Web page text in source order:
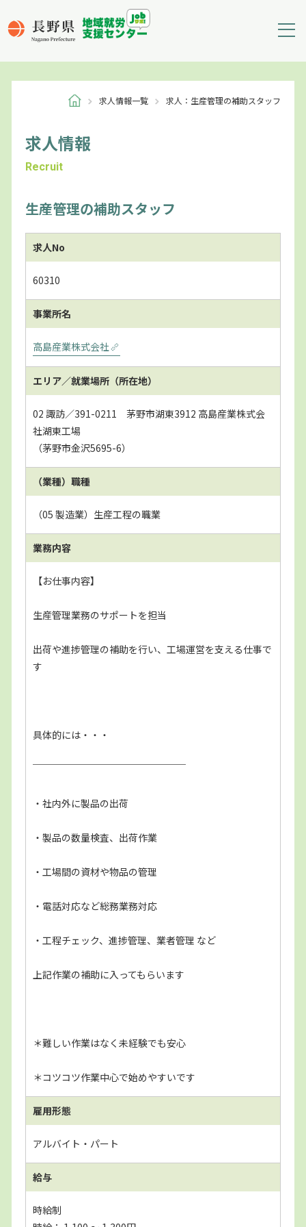
求人情報一覧 求人：生産管理の補助スタッフ
求人情報
Recruit
生産管理の補助スタッフ
求人No
60310
事業所名
高島産業株式会社
エリア／就業場所（所在地）
02 諏訪／391-0211 茅野市湖東3912 高島産業株式会
社湖東工場
（茅野市金沢5695-6）
（業種）職種
（05 製造業）生産工程の職業
業務内容
【お仕事内容】
生産管理業務のサポートを担当
出荷や進捗管理の補助を行い、工場運営を支える仕事で
す
具体的には・・・
￣￣￣￣￣￣￣￣￣￣￣￣￣￣￣￣
・社内外に製品の出荷
・製品の数量検査、出荷作業
・工場間の資材や物品の管理
・電話対応など総務業務対応
・工程チェック、進捗管理、業者管理 など
上記作業の補助に入ってもらいます
＊難しい作業はなく未経験でも安心
＊コツコツ作業中心で始めやすいです
雇用形態
アルバイト・パート
給与
時給制